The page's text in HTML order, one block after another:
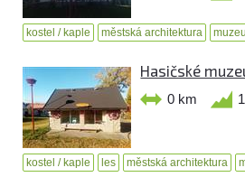
kostel / kaple městská architektura
Hasičské
0 km
kostel / kaple les městská architektura